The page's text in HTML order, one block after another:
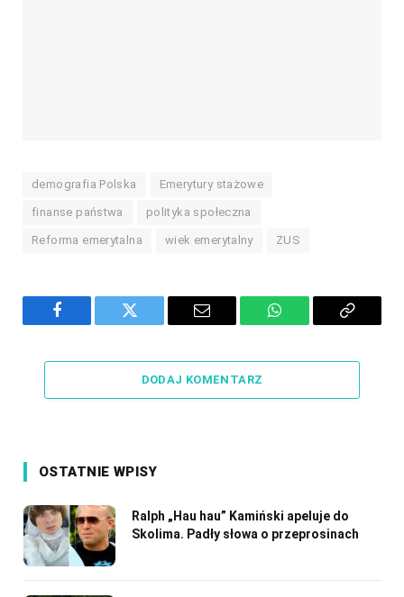
demografia Polska Emerytury stażowe
finanse państwa polityka społeczna
Reforma emerytalna wiek emerytalny ZUS
Facebook Twitter Email WhatsAppCopy
DODAJ KOMENTARZ
OSTATNIE WPISY
Ralph „Hau hau” Kamiński apeluje do
Skolima. Padły słowa o przeprosinach